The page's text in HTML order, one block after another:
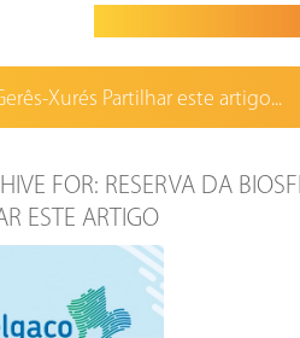
Xurés Partilhar este artigo...
FOR: RESERVA DA
ESTE ARTIGO